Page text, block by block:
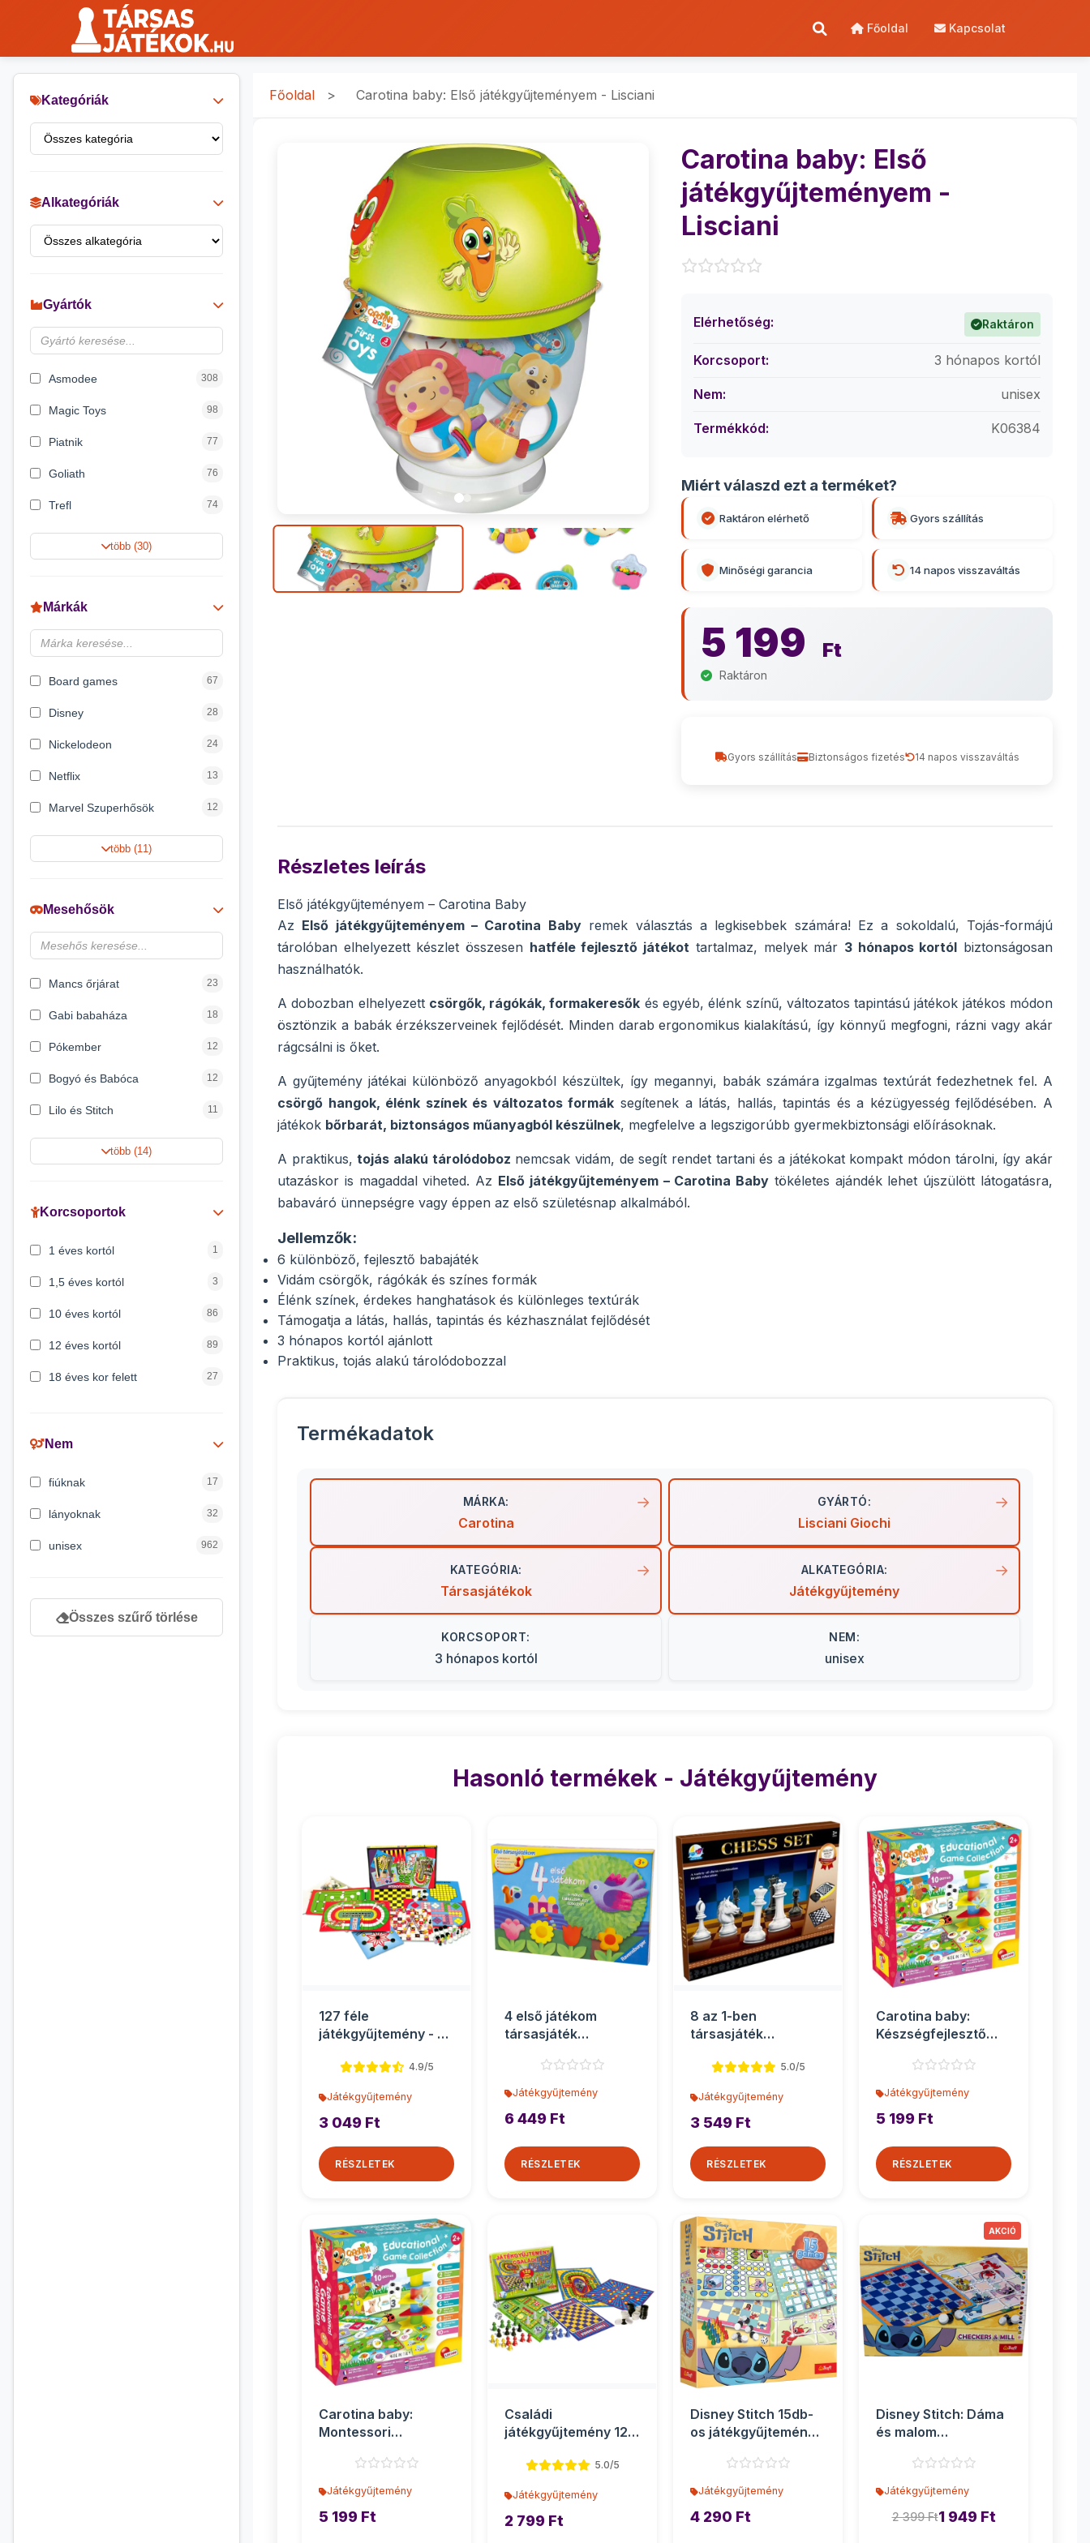
Főoldal Kapcsolat
Kategóriák
Alkategóriák
Gyártók
Asmodee 308
Magic Toys 98
Piatnik 77
Goliath 76
Trefl 74
Keller&Mayer 60
Spin Master
Delta Vision 28
több (30)
Márkák
Board games 67
Disney 28
Nickelodeon 24
Netflix 13
Marvel Szuperhősök 12
Rubik bűvös kocka 10
Noris
Disney hercegnők 6
több (11)
Mesehősök
Mancs őrjárat 23
Gabi babaháza 18
Pókember 12
Bogyó és Babóca 12
Lilo és Stitch 11
Jégvarázs 9
Peppa malac
több (14)
Korcsoportok
1 éves kortól 1
1,5 éves kortól 3
10 éves kortól 86
12 éves kortól 89
18 éves kor felett 27
3 éves kortól 200
7 éves kortól 53
Nem
fiúknak 17
lányoknak 32
unisex 962
Összes szűrő törlése
Főoldal > Carotina baby: Első játékgyűjteményem - Lisciani
Carotina baby: Első
játékgyűjteményem -
Lisciani
Elérhetőség: Raktáron
Korcsoport: 3 hónapos kortól
Nem: unisex
Termékkód: K06384
Miért válaszd ezt a terméket?
Raktáron elérhető Gyors szállítás
Minőségi garancia 14 napos visszaváltás
5 199 Ft
Raktáron
Gyors szállítás Biztonságos fizetés 14 napos visszaváltás
Részletes leírás
Első játékgyűjteményem – Carotina Baby
Az Első játékgyűjteményem – Carotina Babyremek választás a legkisebbek számára! Ez a sokoldalú, Tojás-formájú
tárolóban elhelyezett készlet összesen hatféle fejlesztő játékot tartalmaz, melyek már 3 hónapos kortól biztonságosan
használhatók.
A dobozban elhelyezett csörgők, rágókák, formakeresők és egyéb, élénk színű, változatos tapintású játékok játékos módon
ösztönzik a babák érzékszerveinek fejlődését. Minden darab ergonomikus kialakítású, így könnyű megfogni, rázni vagy akár
rágcsálni is őket.
A gyűjtemény játékai különböző anyagokból készültek, így megannyi, babák számára izgalmas textúrát fedezhetnek fel. A
csörgő hangok, élénk színek és változatos formák segítenek a látás, hallás, tapintás és a kézügyesség fejlődésében. A
játékok bőrbarát, biztonságos műanyagból készülnek, megfelelve a legszigorúbb gyermekbiztonsági előírásoknak.
A praktikus,tojás alakú tárolódoboz nemcsak vidám, de segít rendet tartani és a játékokat kompakt módon tárolni, így akár
utazáskor is magaddal viheted. Az Első játékgyűjteményem – Carotina Baby tökéletes ajándék lehet újszülött látogatásra,
babaváró ünnepségre vagy éppen az első születésnap alkalmából.
Jellemzők:
6 különböző, fejlesztő babajáték
Vidám csörgők, rágókák és színes formák
Élénk színek, érdekes hanghatások és különleges textúrák
Támogatja a látás, hallás, tapintás és kézhasználat fejlődését
3 hónapos kortól ajánlott
Praktikus, tojás alakú tárolódobozzal
Termékadatok
MÁRKA:
Carotina
GYÁRTÓ:
Lisciani Giochi
KATEGÓRIA:
Társasjátékok
ALKATEGÓRIA:
Játékgyűjtemény
KORCSOPORT:
3 hónapos kortól
NEM:
unisex
Hasonló termékek - Játékgyűjtemény
127 féle
játékgyűjtemény - D-
4.9/5
Játékgyűjtemény
3 049 Ft
RÉSZLETEK
4 első játékom
társasjáték
Ravensburger
Játékgyűjtemény
6 449 Ft
RÉSZLETEK
8 az 1-ben
társasjáték
5.0/5
Játékgyűjtemény
3 549 Ft
RÉSZLETEK
Carotina baby:
Készségfejlesztő
kicsi...
Játékgyűjtemény
5 199 Ft
RÉSZLETEK
Carotina baby:
Montessori
játékgyűjte...
Játékgyűjtemény
5 199 Ft
Családi
játékgyűjtemény 125
5.0/5
Játékgyűjtemény
2 799 Ft
Disney Stitch 15db-
os játékgyűjtemény -
Játékgyűjtemény
4 290 Ft
Disney Stitch: Dáma
és malom
Játékgyűjtemény
2 399 Ft1 949 Ft